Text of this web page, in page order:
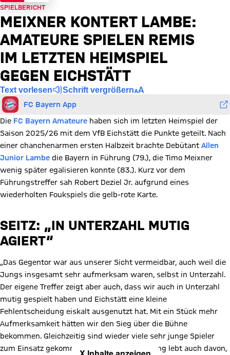
SPIELBERICHT
MEIXNER KONTERT LAMBE:
AMATEURE SPIELEN REMIS
IM LETZTEN HEIMSPIEL
GEGEN EICHSTÄTT
Text vorlesen Schrift vergrößern
FC Bayern App
Die FC Bayern Amateure haben sich im letzten Heimspiel der
Saison 2025/26 mit dem VfB Eichstätt die Punkte geteilt. Nach
einer chanchenarmen ersten Halbzeit brachte Debütant Allen
Junior Lambe die Bayern in Führung (79.), die Timo Meixner
wenig später egalisieren konnte (83.). Kurz vor dem
Führungstreffer sah Robert Deziel Jr. aufgrund eines
wiederholten Foukspiels die gelb-rote Karte.
SEITZ: „IN UNTERZAHL MUTIG
AGIERT“
„Das Gegentor war aus unserer Sicht vermeidbar, auch weil die
Jungs insgesamt sehr aufmerksam waren, selbst in Unterzahl.
Der eigene Treffer zeigt aber auch, dass wir auch in Unterzahl
mutig gespielt haben und Eichstätt eine kleine
Fehlentscheidung eiskalt ausgenutzt hat. Mit ein Stück mehr
Aufmerksamkeit hätten wir den Sieg über die Bühne
bekommen. Gleichzeitig sind wieder viele sehr junge Spieler
zum Einsatz gekommen, und ihre Entwicklung lebt auch davon,